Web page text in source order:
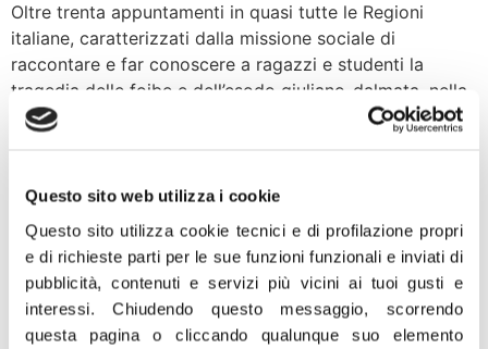
Questo sito web utilizza i cookie
Questo sito utilizza cookie tecnici e di profilazione propri
e di richieste parti per le sue funzioni funzionali e inviati di
pubblicità, contenuti e servizi più vicini ai tuoi gusti e
interessi.Chiudendo questo messaggio, scorrendo
questa pagina o cliccando qualunque suo elemento
Oltre trenta appuntamenti in quasi tutte le Regioni
italiane, caratterizzati dalla missione sociale di
raccontare e far conoscere a ragazzi e studenti la
tragedia delle foibe e dell’esodo giuliano-dalmata, nella
consapevolezza che solo la conoscenza permette la
venerdì […]
Foibe, Menia: “Conoscenza
e rispetto per una nuova
consapevolezza”